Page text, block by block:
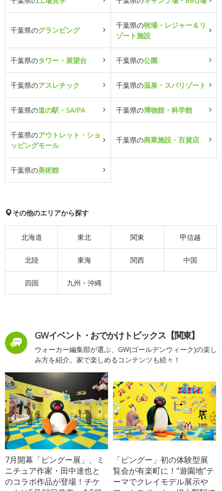
千葉県のグランピング
千葉県の牧場・レジャー＆リ
ゾート施設
千葉県のタワー・展望台 千葉県の公園
千葉県のアスレチック 千葉県の温泉・スパリゾート
千葉県の道の駅・SA/PA 千葉県の博物館・科学館
千葉県のアウトレット・ショ
ッピングモール
千葉県の商業施設・百貨店
千葉県の美術館
その他のエリアから探す
北海道 東北 関東 甲信越
北陸 東海 関西 中国
四国 九州・沖縄
GWイベント・おでかけトピックス【関東】
ウォーカー編集部が選ぶ、GW(ゴールデンウィーク)の楽し
み方を紹介。家で楽しめるコンテンツも続々！
7月開幕「ピングー展」、ミ
ニチュア作家・田中達也と
のコラボ作品が登場！チケ
「ピングー」初の体験型展
覧会が有楽町に！“遊園地”テ
ーマでクレイモデル展示や